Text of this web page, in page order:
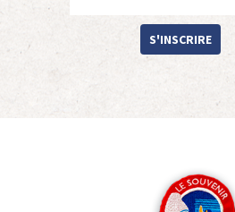
S'INSCRIRE